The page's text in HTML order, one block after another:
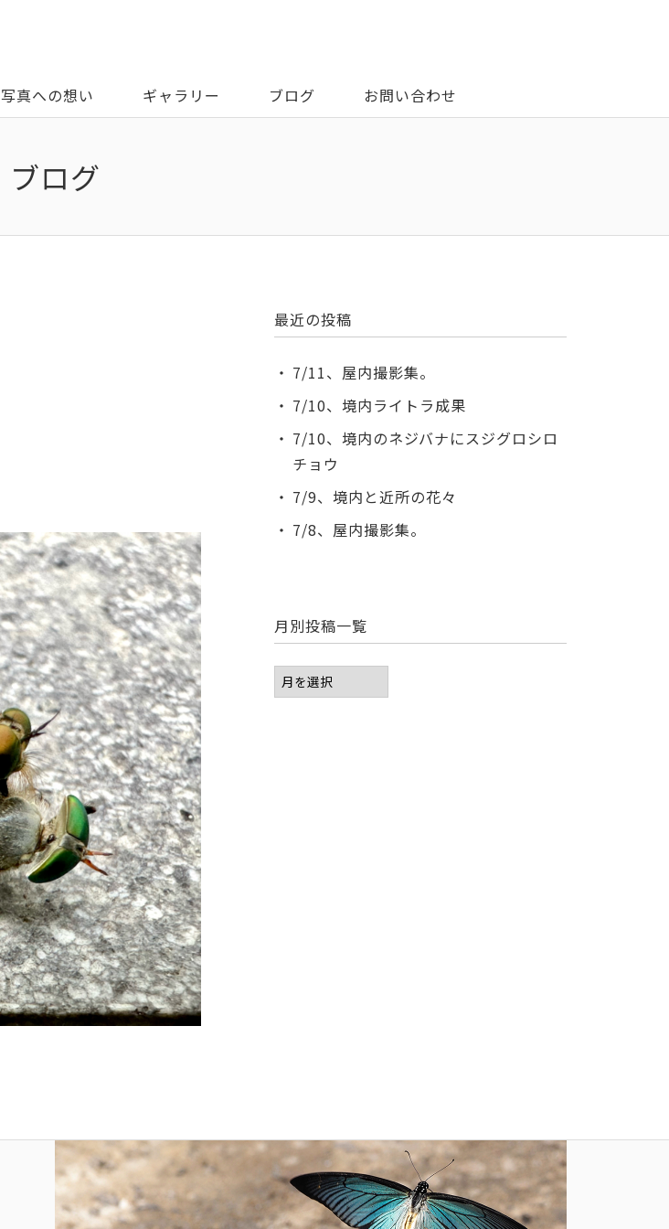
写真への想い ギャラリー ブログ お問い合わせ
ブログ
最近の投稿
7/11、屋内撮影集。
7/10、境内ライトラ成果
7/10、境内のネジバナにスジグロシロ
チョウ
7/9、境内と近所の花々
7/8、屋内撮影集。
月別投稿一覧